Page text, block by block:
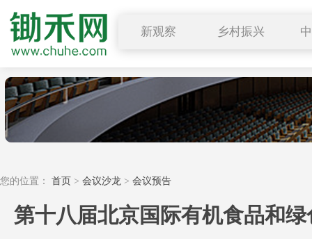
新观察
行业要闻
深度解读
小禾观点
乡村振兴
您的位置： 首页 > 会议沙龙 > 会议预告
第十八届北京国际有机食品和